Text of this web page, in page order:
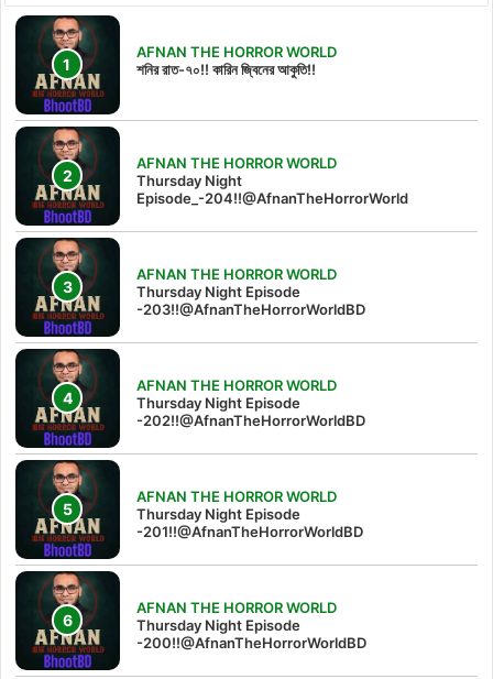
AFNAN THE HORROR WORLD
শনির রাত-৭০!! কারিন জ্বিনের আকুতি!!
AFNAN THE HORROR WORLD
Thursday Night
Episode_-204!!@AfnanTheHorrorWorld
AFNAN THE HORROR WORLD
Thursday Night Episode
-203!!@AfnanTheHorrorWorldBD
AFNAN THE HORROR WORLD
Thursday Night Episode
-202!!@AfnanTheHorrorWorldBD
AFNAN THE HORROR WORLD
Thursday Night Episode
-201!!@AfnanTheHorrorWorldBD
AFNAN THE HORROR WORLD
Thursday Night Episode
-200!!@AfnanTheHorrorWorldBD